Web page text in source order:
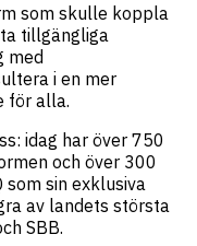
som skulle koppla
tillgängliga
med
i en mer
för alla.
idag har över 750
och över 300
sin exklusiva
av landets största
SBB.